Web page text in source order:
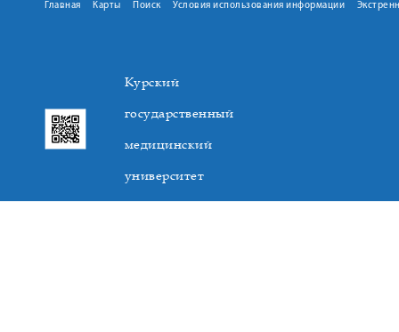
Главная Карты Поиск Условия использования информации
Курский
государственный
медицинский
университет